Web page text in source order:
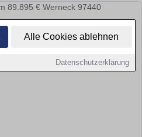
Alle Cookies ablehnen
Datenschutzerklärung